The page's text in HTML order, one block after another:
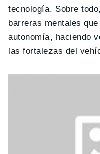
tecnología. Sobre
barreras mentales
autonomía, haciendo
las fortalezas del